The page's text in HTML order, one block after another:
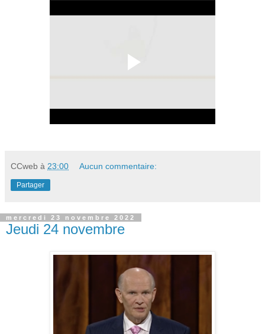
CCweb à 23:00 Aucun commentaire:
Partager
mercredi 23 novembre 2022
Jeudi 24 novembre